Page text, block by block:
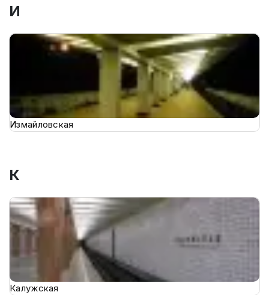
И
Измайловская
К
Калужская